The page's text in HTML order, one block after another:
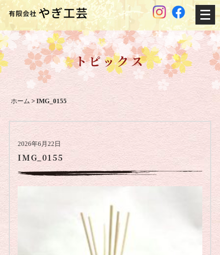
メ
ニ
ー
トピックス
ホーム >IMG_0155
2026年6月22日
IMG_0155